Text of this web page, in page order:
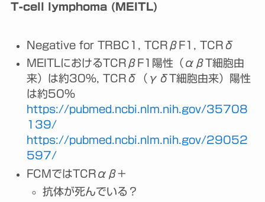
T-cell lymphoma (MEITL)
Negative for TRBC1, TCRβF1, TCRδ
MEITLにおけるTCRβF1陽性（αβT細胞由
来）は約30%, TCRδ（γδT細胞由来）陽性
は約50%
https://pubmed.ncbi.nlm.nih.gov/35708
139/
https://pubmed.ncbi.nlm.nih.gov/29052
597/
FCMではTCRαβ+
抗体が死んでいる？